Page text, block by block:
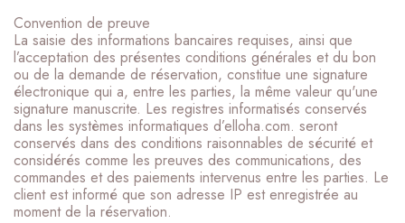
Convention de preuve
La saisie des informations bancaires requises, ainsi que
l’acceptation des présentes conditions générales et du bon
ou de la demande de réservation, constitue une signature
électronique qui a, entre les parties, la même valeur qu'une
signature manuscrite. Les registres informatisés conservés
dans les systèmes informatiques d’elloha.com. seront
conservés dans des conditions raisonnables de sécurité et
considérés comme les preuves des communications, des
commandes et des paiements intervenus entre les parties. Le
client est informé que son adresse IP est enregistrée au
moment de la réservation.